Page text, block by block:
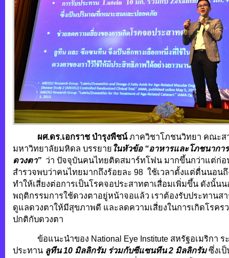
ผศ.ดร.เอกราช บำรุงพืชน์ภาควิชาโภชนวิทยา คณะส
มหาวิทยาลัยมหิดล บรรยาย ในหัวข้อ “อาหารและโภชนากา
ดวงตา” ว่า ปัจจุบันคนไทยติดสมาร์ทโฟน มากขึ้นกว่าแต่ก่อ
สำรวจพบว่าคนไทยมากถึงร้อยละ 98 ใช้เวลาตั้งแต่ตื่นนอน
ทำให้เสี่ยงต่อการเป็นโรคจอประสาทตาเสื่อมเพิ่มขึ้น ดังนั้นน
พฤติกรรมการใช้ดวงตาอยู่หน้าจอแล้ว เราต้องรับประทานส
ดูแลดวงตาให้มีสุขภาพดี และลดความเสี่ยงในการเกิดโรคร
ปกติกับดวงตา
ข้อแนะนำของ National Eye Institute สหรัฐอเมริกา ระ
ประทาน ลูทีน10 มิลลิกรัม ร่วมกับซีแซนทีน 2 มิลลิกรัมซึ่งเ